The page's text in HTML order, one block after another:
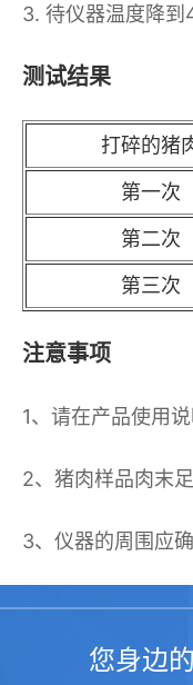
3. 待仪器温度降
测试结果
打碎的猪
第一次
第二次
第三次
注意事项
1、请在产品使用
2、猪肉样品肉末
3、仪器的周围应
4、由于仪器周围
5、在加热烘干
您身边